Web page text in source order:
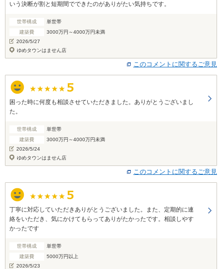
いう決断が割と短期間でできたのがありがたい気持ちです。
世帯構成
単世帯
建築費
3000万円～4000万円未満
2026/5/27
ゆめタウンはません店
このコメントに関するご意見
困った時に何度も相談させていただきました。ありがとうございまし
た。
世帯構成
単世帯
建築費
3000万円～4000万円未満
2026/5/24
ゆめタウンはません店
このコメントに関するご意見
丁寧に対応していただきありがとうございました。また、定期的に連
絡をいただき、気にかけてもらってありがたかったです。相談しやす
かったです
世帯構成
単世帯
建築費
5000万円以上
2026/5/23